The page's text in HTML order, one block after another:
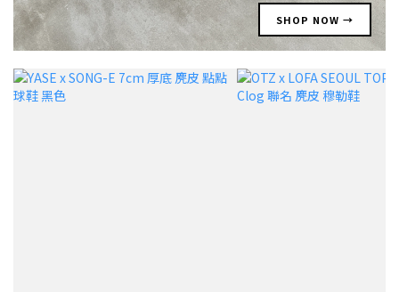
SHOP NOW →